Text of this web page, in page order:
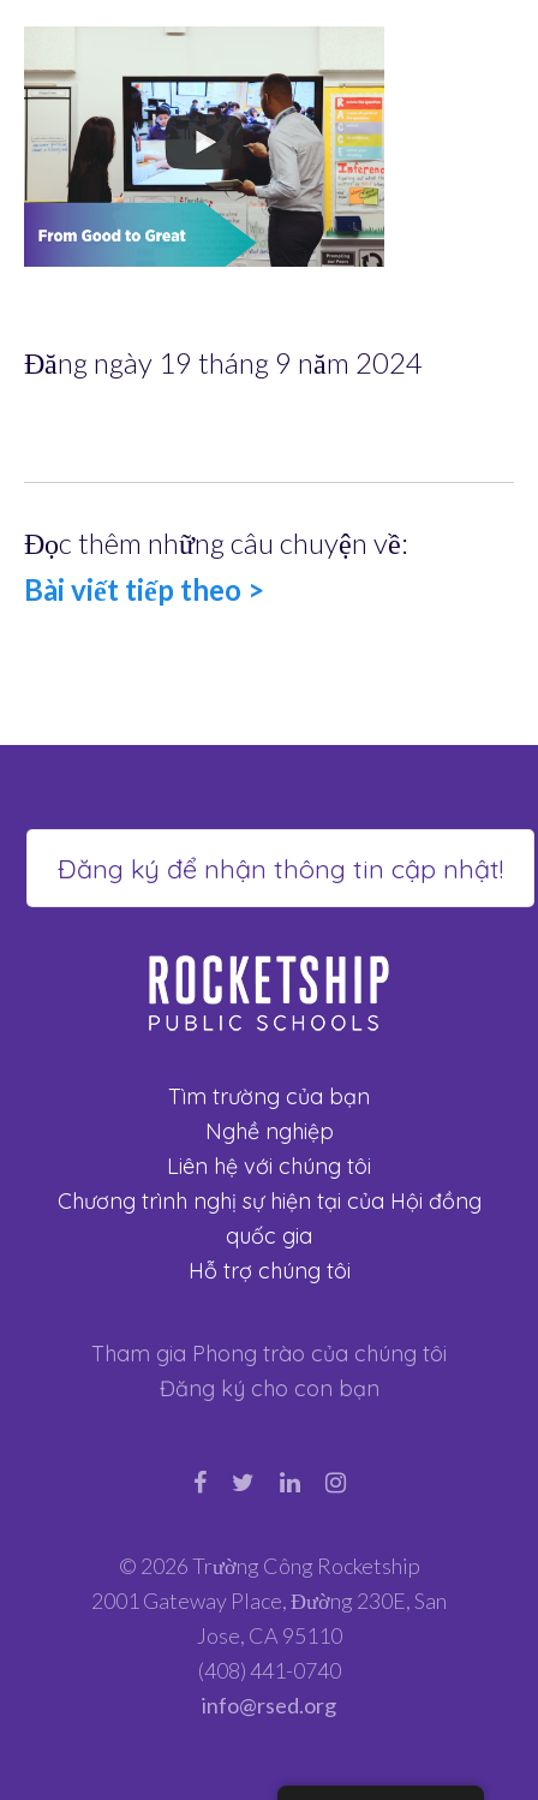
Đăng ngày 19 tháng 9 năm 2024
Đọc thêm những câu chuyện về:
Bài viết tiếp theo >
Tìm trường của bạn
Nghề nghiệp
Liên hệ với chúng tôi
Chương trình nghị sự hiện tại của Hội đồng
quốc gia
Hỗ trợ chúng tôi
Tham gia Phong trào của chúng tôi
Đăng ký cho con bạn
© 2026 Trường Công Rocketship
2001 Gateway Place, Đường 230E, San
Jose, CA 95110
(408) 441-0740
info@rsed.org